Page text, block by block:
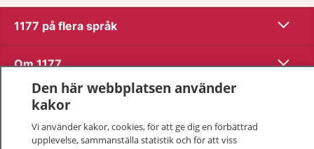
1177 på flera språk Visa
Om 1177 Visa
Kontakt
Den här webbplatsen använder
kakor
Vi använder kakor, cookies, för att ge dig en förbättrad
upplevelse, sammanställa statistik och för att viss